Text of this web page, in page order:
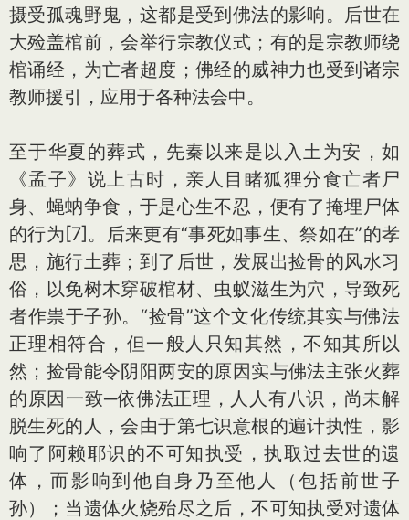
摄受孤魂野鬼，这都是受到佛法的影响。后世在
大殓盖棺前，会举行宗教仪式；有的是宗教师绕
棺诵经，为亡者超度；佛经的威神力也受到诸宗
教师援引，应用于各种法会中。
至于华夏的葬式，先秦以来是以入土为安，如
《孟子》说上古时，亲人目睹狐狸分食亡者尸
身、蝇蚋争食，于是心生不忍，便有了掩埋尸体
的行为[7]。后来更有“事死如事生、祭如在”的孝
思，施行土葬；到了后世，发展出捡骨的风水习
俗，以免树木穿破棺材、虫蚁滋生为穴，导致死
者作祟于子孙。“捡骨”这个文化传统其实与佛法
正理相符合，但一般人只知其然，不知其所以
然；捡骨能令阴阳两安的原因实与佛法主张火葬
的原因一致─依佛法正理，人人有八识，尚未解
脱生死的人，会由于第七识意根的遍计执性，影
响了阿赖耶识的不可知执受，执取过去世的遗
体，而影响到他自身乃至他人（包括前世子
孙）；当遗体火烧殆尽之后，不可知执受对遗体